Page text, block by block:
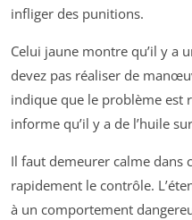
infliger des punitions.
Celui jaune montre qu’il y a
devez pas réaliser de
indique que le problème est
informe qu’il y a de l’huile
Il faut demeurer calme dans
rapidement le contrôle.
à un comportement